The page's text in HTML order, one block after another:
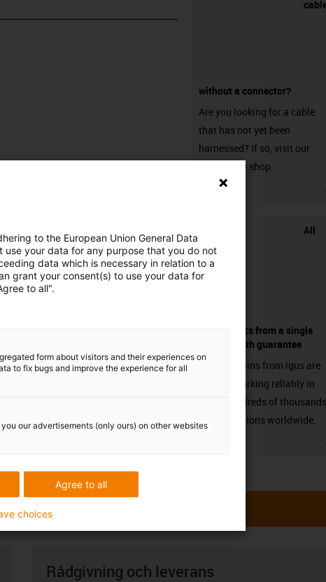
without a connector?
Are you looking for a cable
that has not yet been
harnessed? If so, visit our
chainflex® shop.
All
components from a single
source - with guarantee
Energy chains from igus are
already working reliably in
many hundreds of thousands
of applications worldwide.
Rådgivning och leverans
to the European Union General Data
use your data for any purpose that you do not
data which is necessary in relation to a
grant your consent(s) to use your data for
to all".
form about visitors and their experiences on
to fix bugs and improve the experience for all
our advertisements (only ours) on other websites
Agree to all
choices